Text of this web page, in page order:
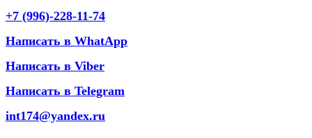
+7 (996)-228-11-74
Написать в WhatApp
Написать в Viber
Написать в Telegram
int174@yandex.ru